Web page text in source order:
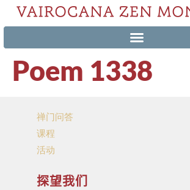
Poem 1338
禅门问答
课程
活动
探望我们